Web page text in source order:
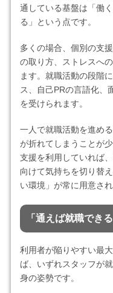
通している基盤は「働
る」という点です。
多くの場合、個別の支
の取り方、ストレスへ
ます。就職活動の段階
ス、自己PRの言語化、
を受けられます。
一人で就職活動を進め
が折れてしまうことが
支援を利用していれば
向けて気持ちを切り替
い環境」が常に用意され
「通えば就職でき
利用者が陥りやすい最
ば、いずれスタッフが
身の姿勢です。